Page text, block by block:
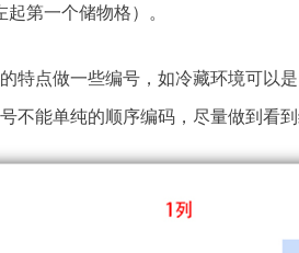
第一个储物格）。
特点做一些编号，如冷藏环境可以是
不能单纯的顺序编码，尽量做到看